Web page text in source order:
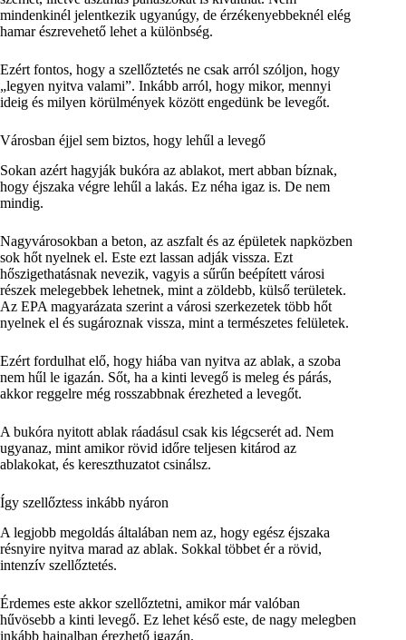
mindenkinél jelentkezik ugyanúgy, de érzékenyebbeknél elég
hamar észrevehető lehet a különbség.
Ezért fontos, hogy a szellőztetés ne csak arról szóljon, hogy
„legyen nyitva valami”. Inkább arról, hogy mikor, mennyi
ideig és milyen körülmények között engedünk be levegőt.
Városban éjjel sem biztos, hogy lehűl a levegő
Sokan azért hagyják bukóra az ablakot, mert abban bíznak,
hogy éjszaka végre lehűl a lakás. Ez néha igaz is. De nem
mindig.
Nagyvárosokban a beton, az aszfalt és az épületek napközben
sok hőt nyelnek el. Este ezt lassan adják vissza. Ezt
hőszigethatásnak nevezik, vagyis a sűrűn beépített városi
részek melegebbek lehetnek, mint a zöldebb, külső területek.
Az EPA magyarázata szerint a városi szerkezetek több hőt
nyelnek el és sugároznak vissza, mint a természetes felületek.
Ezért fordulhat elő, hogy hiába van nyitva az ablak, a szoba
nem hűl le igazán. Sőt, ha a kinti levegő is meleg és párás,
akkor reggelre még rosszabbnak érezheted a levegőt.
A bukóra nyitott ablak ráadásul csak kis légcserét ad. Nem
ugyanaz, mint amikor rövid időre teljesen kitárod az
ablakokat, és kereszthuzatot csinálsz.
Így szellőztess inkább nyáron
A legjobb megoldás általában nem az, hogy egész éjszaka
résnyire nyitva marad az ablak. Sokkal többet ér a rövid,
intenzív szellőztetés.
Érdemes este akkor szellőztetni, amikor már valóban
hűvösebb a kinti levegő. Ez lehet késő este, de nagy melegben
inkább hajnalban érezhető igazán.